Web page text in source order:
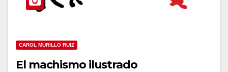
CAROL MURILLO RUIZ
El machismo ilustrado